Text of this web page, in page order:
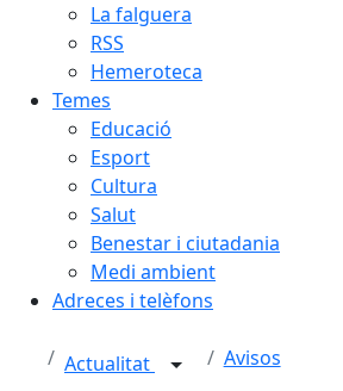
La falguera
RSS
Hemeroteca
Temes
Educació
Esport
Cultura
Salut
Benestar i ciutadania
Medi ambient
Adreces i telèfons
Actualitat Avisos